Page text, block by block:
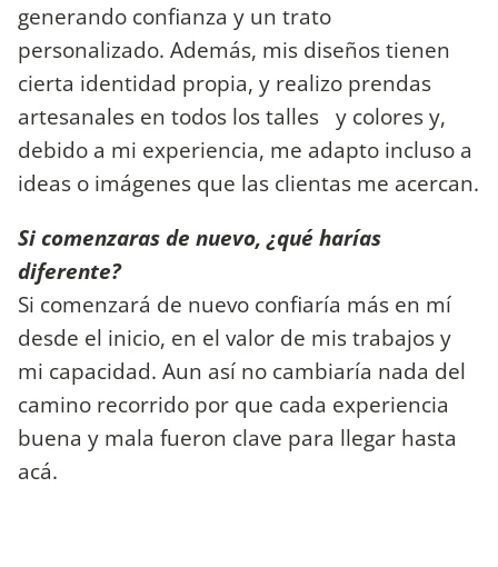
generando confianza y un trato
personalizado. Además, mis diseños tienen
cierta identidad propia, y realizo prendas
artesanales en todos los talles y colores y,
debido a mi experiencia, me adapto incluso a
ideas o imágenes que las clientas me acercan.
Si comenzaras de nuevo, ¿qué harías
diferente?
Si comenzará de nuevo confiaría más en mí
desde el inicio, en el valor de mis trabajos y
mi capacidad. Aun así no cambiaría nada del
camino recorrido por que cada experiencia
buena y mala fueron clave para llegar hasta
acá.